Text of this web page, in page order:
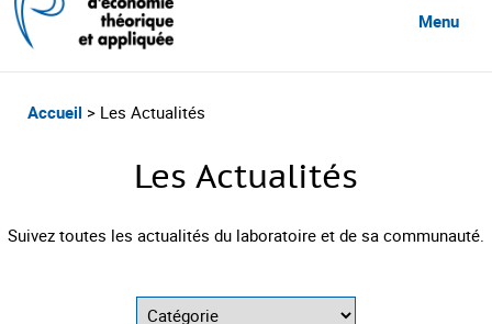
Menu
Accueil > Les Actualités
Les Actualités
Suivez toutes les actualités du laboratoire et de sa communauté.